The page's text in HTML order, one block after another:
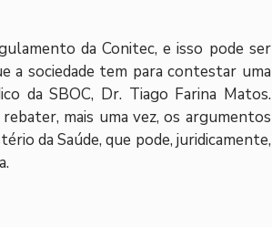
da Conitec, e isso pode ser
a sociedade tem para contestar uma
da SBOC, Dr. Tiago Farina Matos.
mais uma vez, os argumentos
da Saúde, que pode, juridicamente,